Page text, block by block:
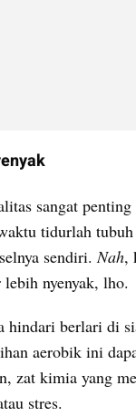
sangat
tidurlah
sendiri. Nah,
nyenyak, lho.
hindari berlari di
aerobik ini
zat kimia yang
stres.